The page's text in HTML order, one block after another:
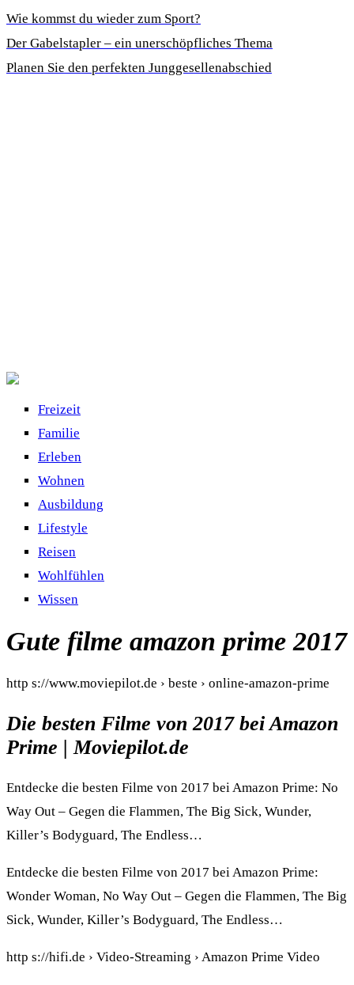
Wie kommst du wieder zum Sport?
Der Gabelstapler – ein unerschöpfliches Thema
Planen Sie den perfekten Junggesellenabschied
Freizeit
Familie
Erleben
Wohnen
Ausbildung
Lifestyle
Reisen
Wohlfühlen
Wissen
Gute filme amazon prime 2017
http s://www.moviepilot.de › beste › online-amazon-prime
Die besten Filme von 2017 bei Amazon
Prime | Moviepilot.de
Entdecke die besten Filme von 2017 bei Amazon Prime: No
Way Out – Gegen die Flammen, The Big Sick, Wunder,
Killer’s Bodyguard, The Endless…
Entdecke die besten Filme von 2017 bei Amazon Prime:
Wonder Woman, No Way Out – Gegen die Flammen, The Big
Sick, Wunder, Killer’s Bodyguard, The Endless…
http s://hifi.de › Video-Streaming › Amazon Prime Video